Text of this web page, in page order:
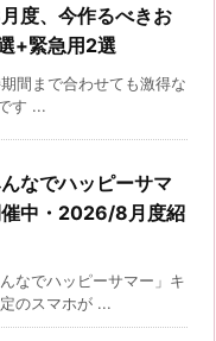
度、今作るべきお
+緊急用2選
間まで合わせても激得な
す ...
なでハッピーサマ
中・2026/8月度紹
なでハッピーサマー」キ
のスマホが ...